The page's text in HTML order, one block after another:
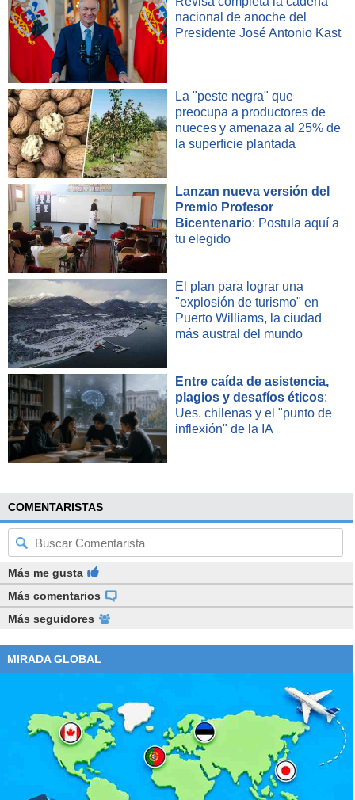
nacional de anoche del
Presidente José Antonio Kast
La "peste negra" que
preocupa a productores de
nueces y amenaza al 25% de
la superficie plantada
Lanzan nueva versión del
Premio Profesor
Bicentenario: Postula aquí a
tu elegido
El plan para lograr una
"explosión de turismo" en
Puerto Williams, la ciudad
más austral del mundo
Entre caída de asistencia,
plagios y desafíos éticos:
Ues. chilenas y el "punto de
inflexión" de la IA
COMENTARISTAS
Más me gusta
Más comentarios
Más seguidores
MIRADA GLOBAL